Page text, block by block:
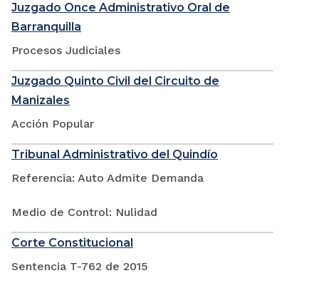
Juzgado Once Administrativo Oral de
Barranquilla
Procesos Judiciales
Juzgado Quinto Civil del Circuito de
Manizales
Acción Popular
Tribunal Administrativo del Quindío
Referencia: Auto Admite Demanda
Medio de Control: Nulidad
Corte Constitucional
Sentencia T-762 de 2015